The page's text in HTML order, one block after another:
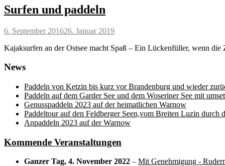
Surfen und paddeln
Posted
6. September 201626. Januar 2019
Kajaksurfen an der Ostsee macht Spaß – Ein Lückenfüller, wenn
News
Paddeln von Ketzin bis kurz vor Brandenburg und wieder
Paddeln auf dem Garder See und dem Woseriner See mit
Genusspaddeln 2023 auf der heimatlichen Warnow
Paddeltour auf den Feldberger Seen,vom Breiten Luzin
Anpaddeln 2023 auf der Warnow
Kommende Veranstaltungen
Ganzer Tag, 4. November 2022 – Mit Genehmigung -